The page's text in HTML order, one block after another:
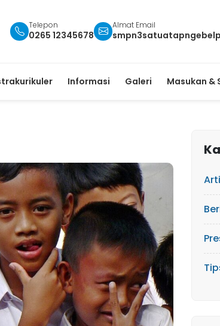
Telepon
0265 12345678
Almat Email
Informasi Galeri Masukan &